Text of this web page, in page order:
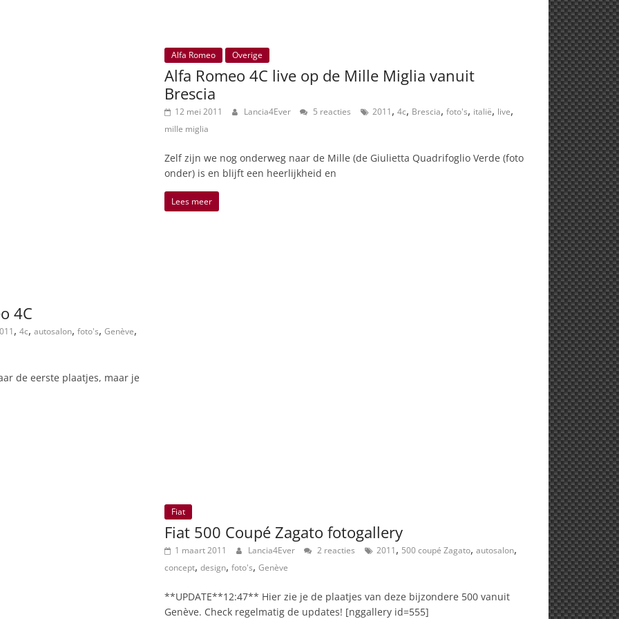
Alfa Romeo Overige
Alfa Romeo 4C live op de Mille Miglia vanuit
Brescia
12 mei 2011 Lancia4Ever 5 reacties 2011, 4c, Brescia, foto's, italië, live,
mille miglia
Zelf zijn we nog onderweg naar de Mille (de Giulietta Quadrifoglio Verde (foto
onder) is en blijft een heerlijkheid en
Lees meer
4C
, 4c, autosalon, foto's, Genève,
de eerste plaatjes, maar je
Fiat
Fiat 500 Coupé Zagato fotogallery
1 maart 2011 Lancia4Ever 2 reacties 2011, 500 coupé Zagato, autosalon,
concept, design, foto's, Genève
**UPDATE**12:47** Hier zie je de plaatjes van deze bijzondere 500 vanuit
Genève. Check regelmatig de updates! [nggallery id=555]